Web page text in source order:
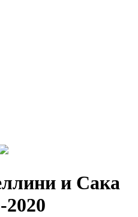
и Сака